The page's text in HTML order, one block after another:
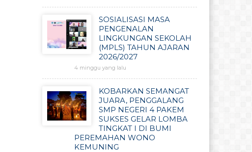
SOSIALISASI MASA
PENGENALAN
LINGKUNGAN SEKOLAH
(MPLS) TAHUN AJARAN
2026/2027
4 minggu yang lalu
KOBARKAN SEMANGAT
JUARA, PENGGALANG
SMP NEGERI 4 PAKEM
SUKSES GELAR LOMBA
TINGKAT I DI BUMI
PEREMAHAN WONO
KEMUNING